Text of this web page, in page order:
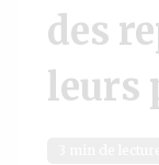
des
leurs